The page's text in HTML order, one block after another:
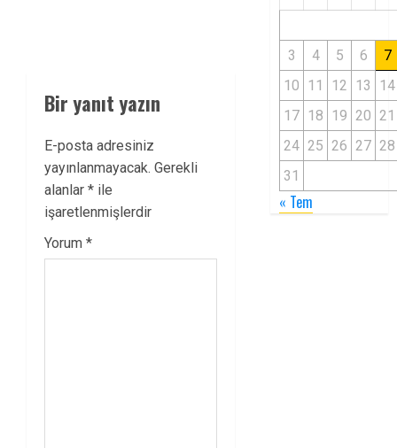
Bir yanıt yazın
E-posta adresiniz
yayınlanmayacak. Gerekli
alanlar * ile
işaretlenmişlerdir
Yorum *
3 4 5 6
7
10 11 12 13
14
17 18 19 20 21
24 25 26 27 28
31
« Tem